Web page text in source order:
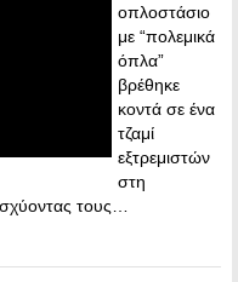
οπλοστάσιο
με “πολεμικά
όπλα”
βρέθηκε
κοντά σε ένα
τζαμί
εξτρεμιστών
στη
τους…